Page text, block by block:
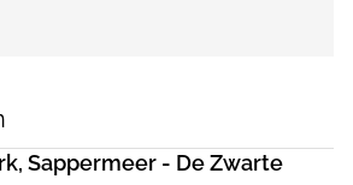
Sappermeer - De Zwarte